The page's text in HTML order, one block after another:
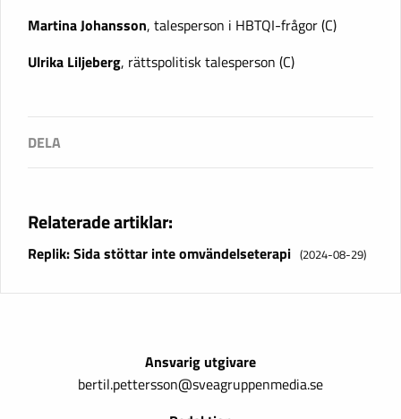
Martina Johansson, talesperson i HBTQI-frågor (C)
Ulrika Liljeberg, rättspolitisk talesperson (C)
Relaterade artiklar:
Replik: Sida stöttar inte omvändelseterapi (2024-08-29)
Ansvarig utgivare
bertil.pettersson@sveagruppenmedia.se